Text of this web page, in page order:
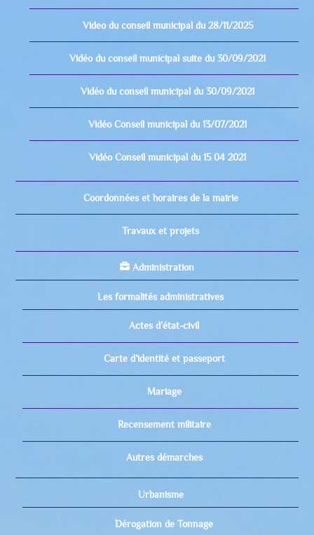
Video du conseil municipal du 28/11/2025
Vidéo du conseil municipal suite du 30/09/2021
Vidéo du conseil municipal du 30/09/2021
Vidéo Conseil municipal du 13/07/2021
Vidéo Conseil municipal du 15 04 2021
Coordonnées et horaires de la mairie
Travaux et projets
Administration
Les formalités administratives
Actes d’état-civil
Carte d’identité et passeport
Mariage
Recensement militaire
Autres démarches
Urbanisme
Dérogation de Tonnage